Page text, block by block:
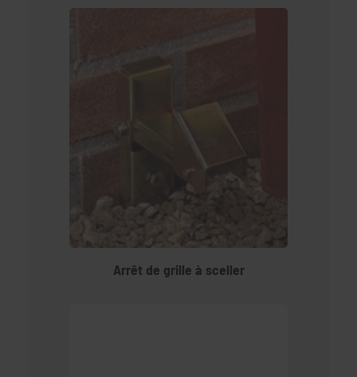
Arrêt de grille à sceller